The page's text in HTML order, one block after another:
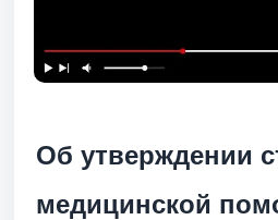
Об утверждении
медицинской